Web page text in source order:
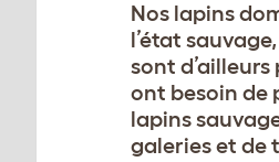
Nos lapins
l’état
sont
ont besoin de
lapins
galeries et de